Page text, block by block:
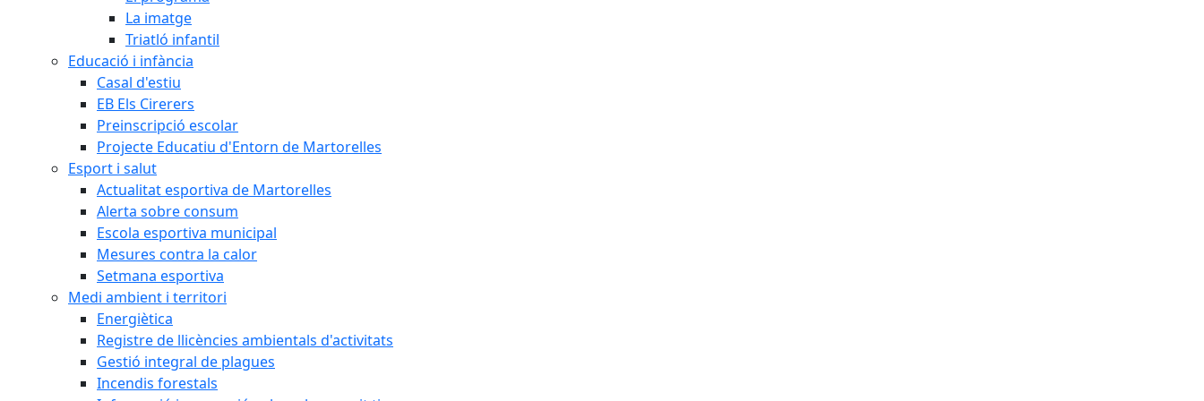
La imatge
Triatló infantil
Educació i infància
Casal d'estiu
EB Els Cirerers
Preinscripció escolar
Projecte Educatiu d'Entorn de Martorelles
Esport i salut
Actualitat esportiva de Martorelles
Alerta sobre consum
Escola esportiva municipal
Mesures contra la calor
Setmana esportiva
Medi ambient i territori
Energiètica
Registre de llicències ambientals d'activitats
Gestió integral de plagues
Incendis forestals